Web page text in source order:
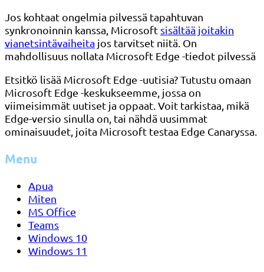
Jos kohtaat ongelmia pilvessä tapahtuvan
synkronoinnin kanssa, Microsoft sisältää joitakin
vianetsintävaiheita jos tarvitset niitä. On
mahdollisuus nollata Microsoft Edge -tiedot pilvessä
Etsitkö lisää Microsoft Edge -uutisia? Tutustu omaan
Microsoft Edge -keskukseemme, jossa on
viimeisimmät uutiset ja oppaat. Voit tarkistaa, mikä
Edge-versio sinulla on, tai nähdä uusimmat
ominaisuudet, joita Microsoft testaa Edge Canaryssa.
Menu
Apua
Miten
MS Office
Teams
Windows 10
Windows 11